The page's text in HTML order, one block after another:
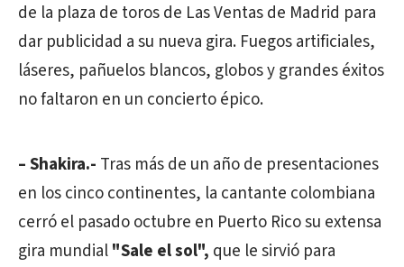
de la plaza de toros de Las Ventas de Madrid para
dar publicidad a su nueva gira. Fuegos artificiales,
láseres, pañuelos blancos, globos y grandes éxitos
no faltaron en un concierto épico.
– Shakira.- Tras más de un año de presentaciones
en los cinco continentes, la cantante colombiana
cerró el pasado octubre en Puerto Rico su extensa
gira mundial"Sale el sol", que le sirvió para